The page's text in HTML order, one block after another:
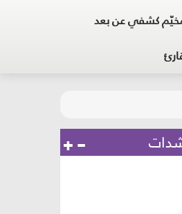
كشفي عن بعد